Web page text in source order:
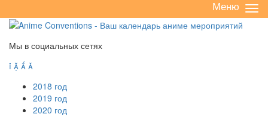
/
Меню
Мы в социальных сетях
   
2018 год
2019 год
2020 год